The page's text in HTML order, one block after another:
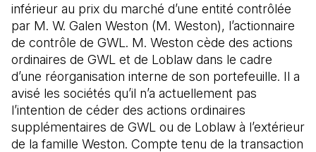
inférieur au prix du marché d’une entité contrôlée
par M. W. Galen Weston (M. Weston), l’actionnaire
de contrôle de GWL. M. Weston cède des actions
ordinaires de GWL et de Loblaw dans le cadre
d’une réorganisation interne de son portefeuille. Il a
avisé les sociétés qu’il n’a actuellement pas
l’intention de céder des actions ordinaires
supplémentaires de GWL ou de Loblaw à l’extérieur
de la famille Weston. Compte tenu de la transaction